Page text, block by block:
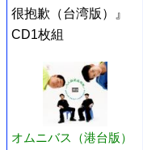
很抱歉（台湾版）』
CD1枚組
オムニバス（港台版）